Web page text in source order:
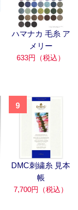
ハマナカ 毛糸 ア
メリー
633円（税込）
9
DMC刺繍糸 見本
帳
7,700円（税込）